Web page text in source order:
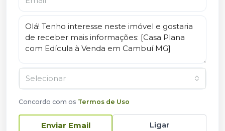
Selecionar
Concordo com os Termos de Uso
Enviar Email Ligar